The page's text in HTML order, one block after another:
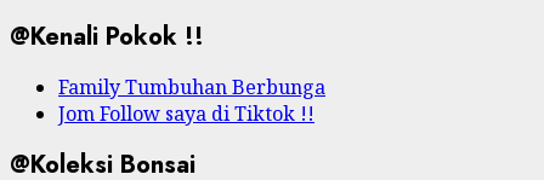
@Kenali Pokok !!
Family Tumbuhan Berbunga
Jom Follow saya di Tiktok !!
@Koleksi Bonsai